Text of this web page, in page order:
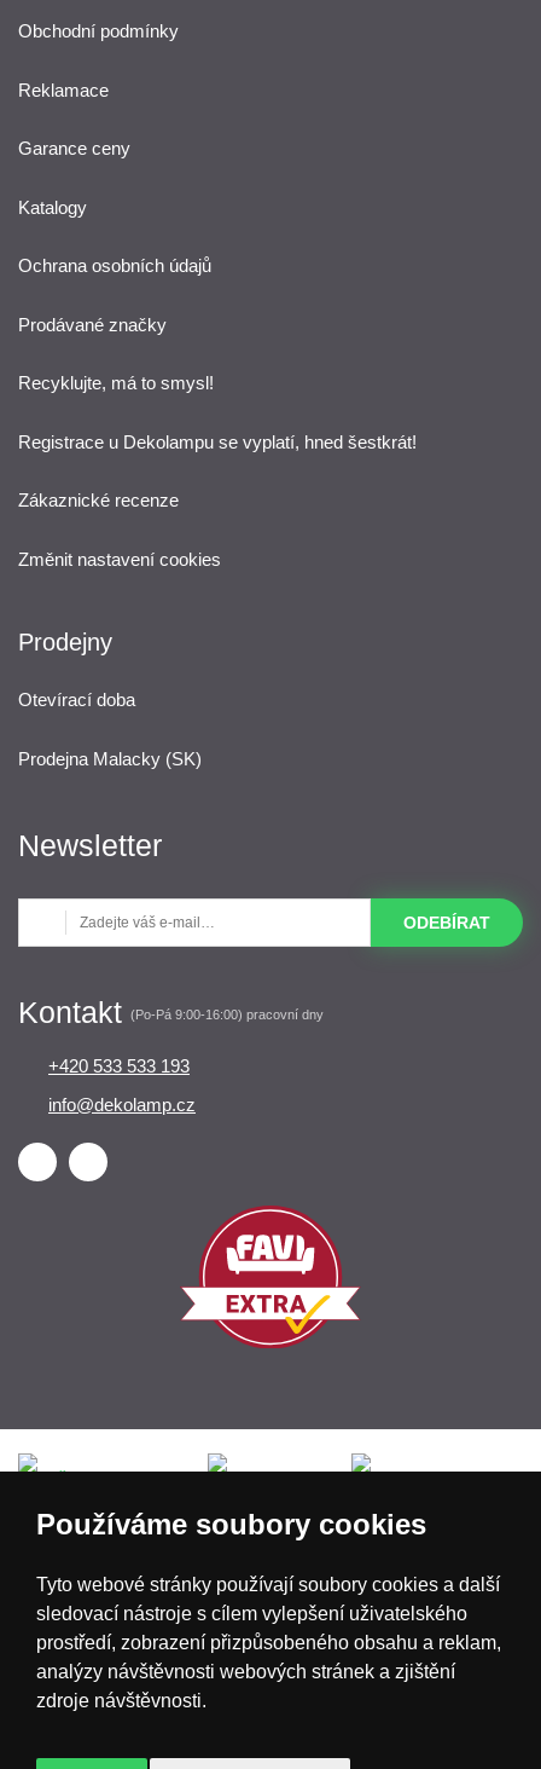
Obchodní podmínky
Reklamace
Garance ceny
Katalogy
Ochrana osobních údajů
Prodávané značky
Recyklujte, má to smysl!
Registrace u Dekolampu se vyplatí, hned šestkrát!
Zákaznické recenze
Změnit nastavení cookies
Prodejny
Otevírací doba
Prodejna Malacky (SK)
Newsletter
ODEBÍRAT
Kontakt (Po-Pá 9:00-16:00) pracovní dny
+420 533 533 193
info@dekolamp.cz
Používáme soubory cookies
Tyto webové stránky používají soubory cookies a další
sledovací nástroje s cílem vylepšení uživatelského
prostředí, zobrazení přizpůsobeného obsahu a reklam,
analýzy návštěvnosti webových stránek a zjištění
zdroje návštěvnosti.